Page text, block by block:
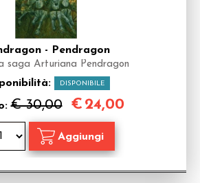
- Pendragon
saga Arturiana Pendragon
DISPONIBILE
€ 30,00 € 24,00